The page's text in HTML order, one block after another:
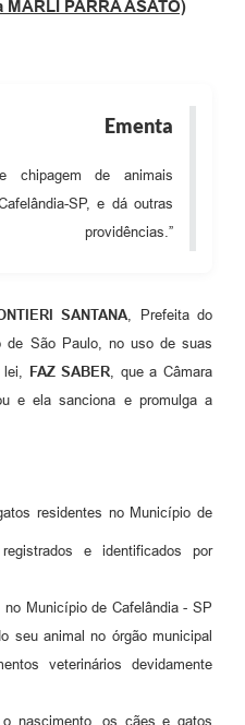
PARRA ASATO)
Ementa
chipagem de animais
SP, e dá outras
providências.”
SANTANA, Prefeita do
de São Paulo, no uso de suas
lei, FAZ SABER, que a Câmara
e ela sanciona e promulga a
residentes no Município de
e identificados por
Município de Cafelândia - SP
seu animal no órgão municipal
veterinários devidamente
nascimento, os cães e gatos